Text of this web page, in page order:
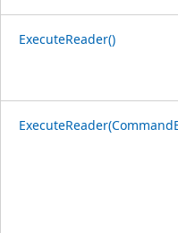
ExecuteReader()